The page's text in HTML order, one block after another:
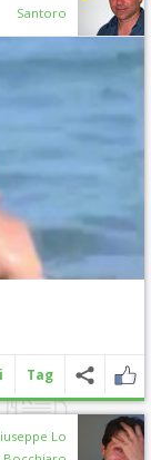
Santoro
Tag
Lo